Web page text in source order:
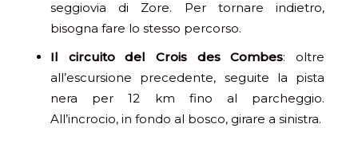
seggiovia di Zore. Per tornare indietro,
bisogna fare lo stesso percorso.
Il circuito del Crois des Combes: oltre
all’escursione precedente, seguite la pista
nera per 12 km fino al parcheggio.
All’incrocio, in fondo al bosco, girare a sinistra.